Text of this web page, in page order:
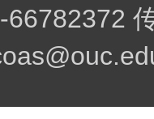
66782372